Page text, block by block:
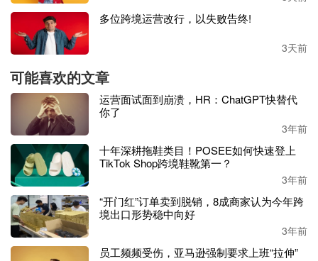
Junger Scout的中小企业管理部总裁迈克·舍舒克说：“电商行
业在不断发展，卖家的营销策略也需要与时俱进，新的一年
法。”
多位跨境运营改行，以失败告终!
3天前
可能喜欢的文章
运营面试面到崩溃，HR：ChatGPT快替代
你了
3年前
十年深耕拖鞋类目！POSEE如何快速登上
TikTok Shop跨境鞋靴第一？
3年前
“开门红”订单卖到脱销，8成商家认为今年跨
境出口形势稳中向好
3年前
员工频频受伤，亚马逊强制要求上班“拉伸”